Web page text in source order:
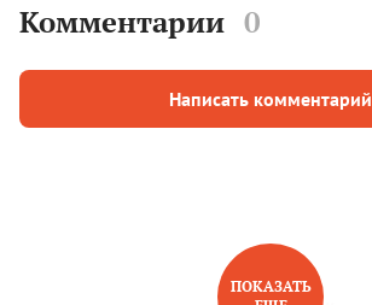
Комментарии 0
Написать комментарий
ПОКАЗАТЬ